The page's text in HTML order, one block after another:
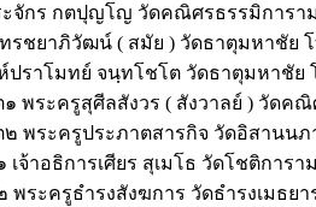
ะจักร กตปุญโญ วัดคณิศรธรรมิการ
รชยาภิวัฒน์ ( สมัย ) วัดธาตุมหาชัย
ปราโมทย์ จนฺทโชโต วัดธาตุมหาชั
๑ พระครูสุศีลสังวร ( สังวาลย์ ) วัด
๒ พระครูประภาตสารกิจ วัดอิสาน
เจ้าอธิการเศียร สุเมโธ วัดโชติกา
พระครูธำรงสังฆการ วัดธำรงเมธ